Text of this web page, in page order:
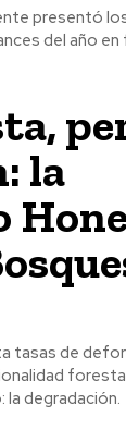
presentó
del año
la
tasas de
la degradación.